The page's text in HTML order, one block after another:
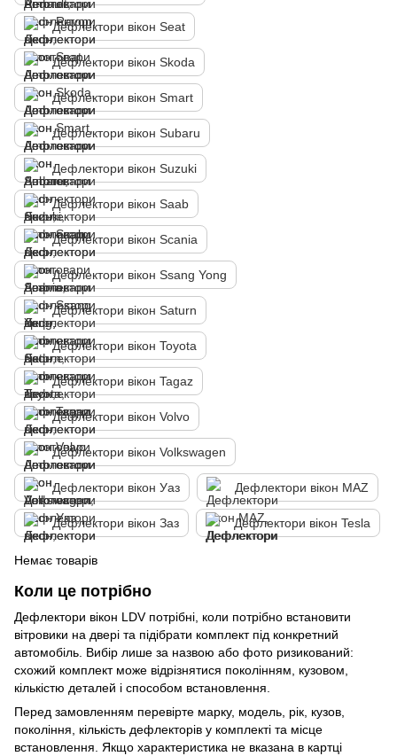
Дефлектори вікон Seat
Дефлектори вікон Skoda
Дефлектори вікон Smart
Дефлектори вікон Subaru
Дефлектори вікон Suzuki
Дефлектори вікон Saab
Дефлектори вікон Scania
Дефлектори вікон Ssang Yong
Дефлектори вікон Saturn
Дефлектори вікон Toyota
Дефлектори вікон Tagaz
Дефлектори вікон Volvo
Дефлектори вікон Volkswagen
Дефлектори вікон Уаз Дефлектори вікон MAZ
Дефлектори вікон Заз Дефлектори вікон Tesla
Немає товарів
Коли це потрібно
Дефлектори вікон LDV потрібні, коли потрібно встановити
вітровики на двері та підібрати комплект під конкретний
автомобіль. Вибір лише за назвою або фото ризикований:
схожий комплект може відрізнятися поколінням, кузовом,
кількістю деталей і способом встановлення.
Перед замовленням перевірте марку, модель, рік, кузов,
покоління, кількість дефлекторів у комплекті та місце
встановлення. Якщо характеристика не вказана в картці